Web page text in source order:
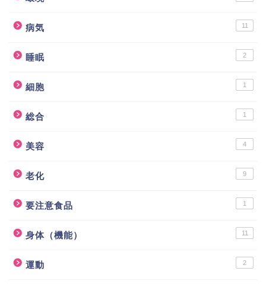
病気 11
睡眠 2
細胞 1
総合 1
美容 4
老化 9
要注意食品 1
身体（機能） 11
運動 2